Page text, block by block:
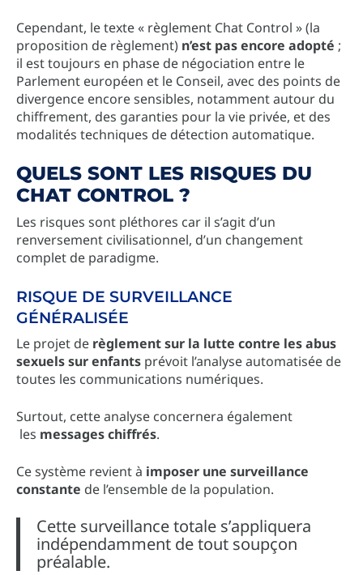
Cependant, le texte « règlement Chat Control » (la
proposition de règlement) n’est pas encore adopté ;
il est toujours en phase de négociation entre le
Parlement européen et le Conseil, avec des points de
divergence encore sensibles, notamment autour du
chiffrement, des garanties pour la vie privée, et des
modalités techniques de détection automatique.
QUELS SONT LES RISQUES DU
CHAT CONTROL ?
Les risques sont pléthores car il s’agit d’un
renversement civilisationnel, d’un changement
complet de paradigme.
RISQUE DE SURVEILLANCE
GÉNÉRALISÉE
Le projet de règlement sur la lutte contre les abus
sexuels sur enfants prévoit l’analyse automatisée de
toutes les communications numériques.
Surtout, cette analyse concernera également
les messages chiffrés.
Ce système revient à imposer une surveillance
constante de l’ensemble de la population.
Cette surveillance totale s’appliquera
indépendamment de tout soupçon
préalable.